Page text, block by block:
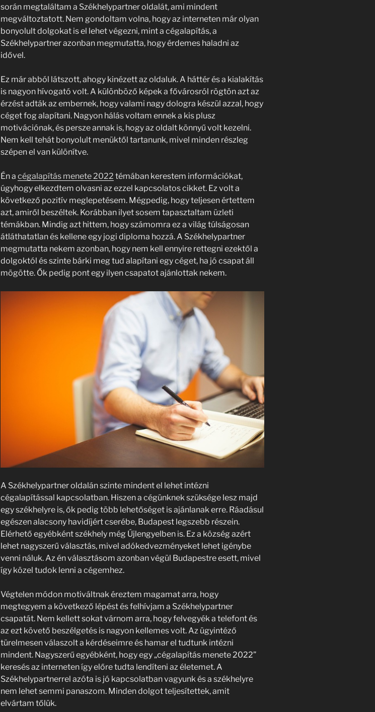
során megtaláltam a Székhelypartner oldalát, ami mindent
megváltoztatott. Nem gondoltam volna, hogy az interneten már olyan
bonyolult dolgokat is el lehet végezni, mint a cégalapítás, a
Székhelypartner azonban megmutatta, hogy érdemes haladni az
idővel.
Ez már abból látszott, ahogy kinézett az oldaluk. A háttér és a kialakítás
is nagyon hívogató volt. A különböző képek a fővárosról rögtön azt az
érzést adták az embernek, hogy valami nagy dologra készül azzal, hogy
céget fog alapítani. Nagyon hálás voltam ennek a kis plusz
motivációnak, és persze annak is, hogy az oldalt könnyű volt kezelni.
Nem kell tehát bonyolult menüktől tartanunk, mivel minden részleg
szépen el van különítve.
Én a cégalapítás menete 2022 témában kerestem információkat,
úgyhogy elkezdtem olvasni az ezzel kapcsolatos cikket. Ez volt a
következő pozitív meglepetésem. Mégpedig, hogy teljesen értettem
azt, amiről beszéltek. Korábban ilyet sosem tapasztaltam üzleti
témákban. Mindig azt hittem, hogy számomra ez a világ túlságosan
átláthatatlan és kellene egy jogi diploma hozzá. A Székhelypartner
megmutatta nekem azonban, hogy nem kell ennyire rettegni ezektől a
dolgoktól és szinte bárki meg tud alapítani egy céget, ha jó csapat áll
mögötte. Ők pedig pont egy ilyen csapatot ajánlottak nekem.
A Székhelypartner oldalán szinte mindent el lehet intézni
cégalapítással kapcsolatban. Hiszen a cégünknek szüksége lesz majd
egy székhelyre is, ők pedig több lehetőséget is ajánlanak erre. Ráadásul
egészen alacsony havidíjért cserébe, Budapest legszebb részein.
Elérhető egyébként székhely még Újlengyelben is. Ez a község azért
lehet nagyszerű választás, mivel adókedvezményeket lehet igénybe
venni náluk. Az én választásom azonban végül Budapestre esett, mivel
így közel tudok lenni a cégemhez.
Végtelen módon motiváltnak éreztem magamat arra, hogy
megtegyem a következő lépést és felhívjam a Székhelypartner
csapatát. Nem kellett sokat várnom arra, hogy felvegyék a telefont és
az ezt követő beszélgetés is nagyon kellemes volt. Az ügyintéző
türelmesen válaszolt a kérdéseimre és hamar el tudtunk intézni
mindent. Nagyszerű egyébként, hogy egy „cégalapítás menete 2022”
keresés az interneten így előre tudta lendíteni az életemet. A
Székhelypartnerrel azóta is jó kapcsolatban vagyunk és a székhelyre
nem lehet semmi panaszom. Minden dolgot teljesítettek, amit
elvártam tőlük.